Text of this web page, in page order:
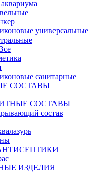
универсальные
санитарные
СОСТАВЫ
СОСТАВЫ
состав
ИЗДЕЛИЯ